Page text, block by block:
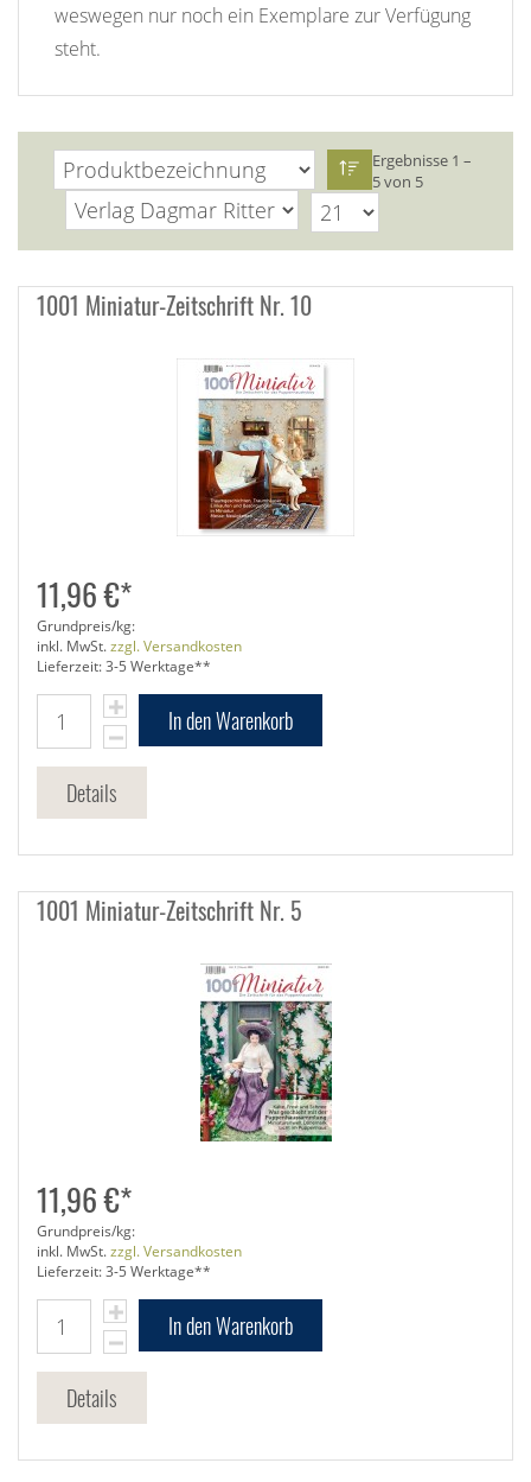
weswegen nur noch ein Exemplare zur Verfügung
steht.
Ergebnisse 1 –
5 von 5
1001 Miniatur-Zeitschrift Nr. 10
11,96 €*
Grundpreis/kg:
inkl. MwSt.zzgl. Versandkosten
Lieferzeit: 3-5 Werktage**
In den Warenkorb
Details
1001 Miniatur-Zeitschrift Nr. 5
11,96 €*
Grundpreis/kg:
inkl. MwSt.zzgl. Versandkosten
Lieferzeit: 3-5 Werktage**
In den Warenkorb
Details